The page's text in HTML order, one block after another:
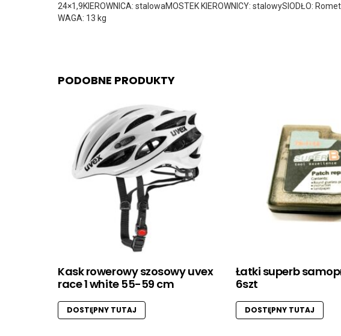
24×1,9KIEROWNICA: stalowaMOSTEK KIEROWNICY: stalowySIODŁO:
WAGA: 13 kg
PODOBNE PRODUKTY
Kask rowerowy szosowy uvex
race 1 white 55-59 cm
DOSTĘPNY TUTAJ
Łatki superb
6szt
DOSTĘPNY TUTAJ